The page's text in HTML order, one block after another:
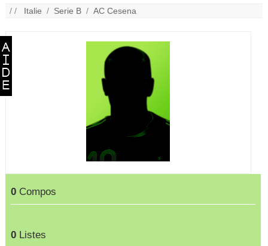
/ / Italie / Serie B /AC Cesena
0 Compos
0 Listes